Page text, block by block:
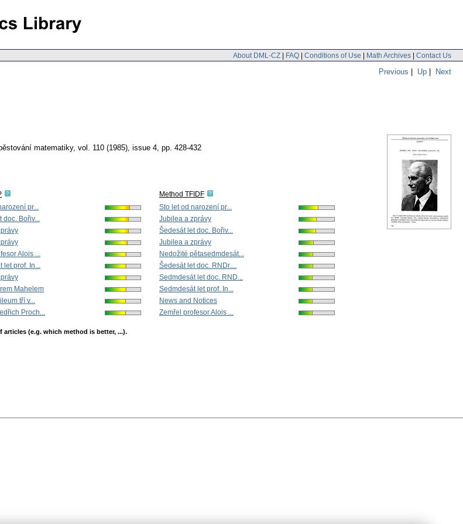
About DML-CZ | FAQ | Conditions of Use | Math Archives | Contact Us
Previous | Up | Next
matematiky, vol. 110 (1985), issue 4, pp. 428-432
pr...
doc. Bořiv...
Alois ...
let prof. In...
Mahelem
tří v...
Proch...
Method TFIDF
Sto let od narození pr...
Jubilea a zprávy
Šedesát let doc. Bořiv...
Jubilea a zprávy
Nedožité pětasedmdesát...
Šedesát let doc. RNDr....
Sedmdesát let doc. RND...
Sedmdesát let prof. In...
News and Notices
Zemřel profesor Alois ...
(e.g. which method is better, ...).